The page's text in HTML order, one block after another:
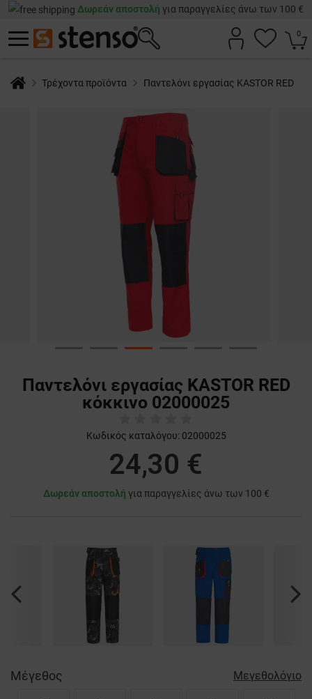
Δωρεάν αποστολή για παραγγελίες άνω των 100 €
0
Τρέχοντα προϊόντα Παντελόνι εργασίας KASTOR RED
Παντελόνι εργασίας KASTOR RED
κόκκινο 02000025
Κωδικός καταλόγου: 02000025
24,30 €
Δωρεάν αποστολή για παραγγελίες άνω των 100 €
Previous
Μέγεθος Μεγεθολόγιο